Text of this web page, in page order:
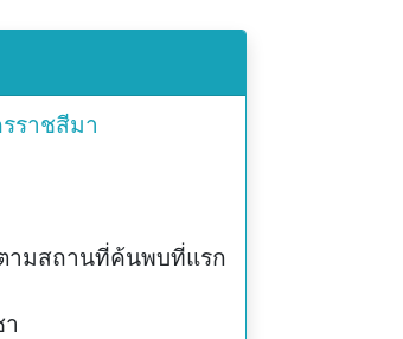
ราชสีมา
ตามสถานที่ค้นพบที่แรก
า